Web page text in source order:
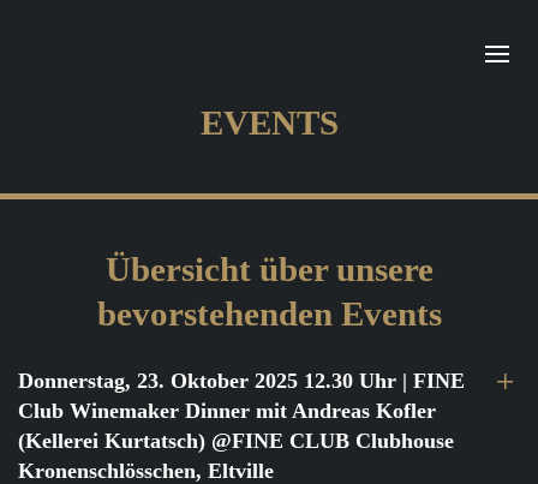
EVENTS
Übersicht über unsere
bevorstehenden Events
Donnerstag, 23. Oktober 2025 12.30 Uhr | FINE
Club Winemaker Dinner mit Andreas Kofler
(Kellerei Kurtatsch) @FINE CLUB Clubhouse
Kronenschlösschen, Eltville